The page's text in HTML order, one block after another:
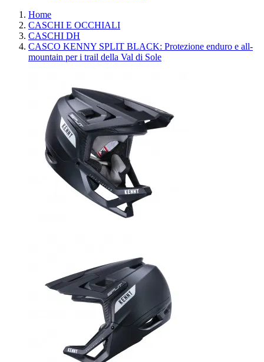
Home
CASCHI E OCCHIALI
CASCHI DH
CASCO KENNY SPLIT BLACK: Protezione enduro e all-
mountain per i trail della Val di Sole